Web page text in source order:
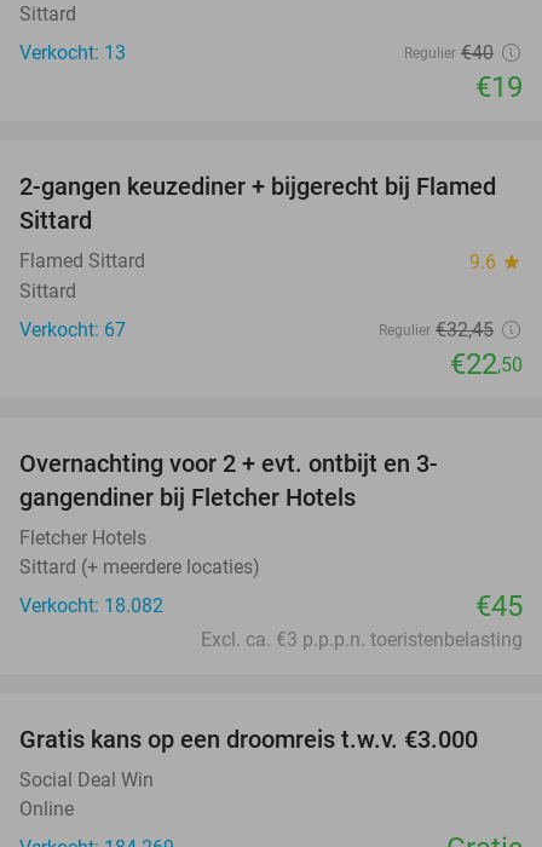
Sittard
Verkocht: 13
Regulier €40
€19
31%
2-gangen keuzediner + bijgerecht bij Flamed
Sittard
Flamed Sittard 9.6 star
Sittard
Verkocht: 67
Regulier €32,45
€22,50
Overnachting voor 2 + evt. ontbijt en 3-
gangendiner bij Fletcher Hotels
Fletcher Hotels
Sittard (+ meerdere locaties)
Verkocht: 18.082
€45
Excl. ca. €3 p.p.p.n. toeristenbelasting
Gratis kans op een droomreis t.w.v. €3.000
Social Deal Win
Online